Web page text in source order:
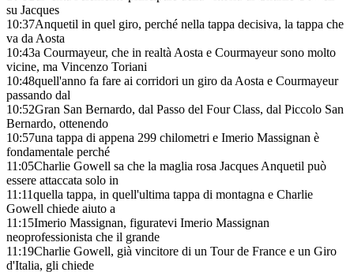
su Jacques
10:37Anquetil in quel giro, perché nella tappa decisiva, la tappa che
va da Aosta
10:43a Courmayeur, che in realtà Aosta e Courmayeur sono molto
vicine, ma Vincenzo Toriani
10:48quell'anno fa fare ai corridori un giro da Aosta e Courmayeur
passando dal
10:52Gran San Bernardo, dal Passo del Four Class, dal Piccolo San
Bernardo, ottenendo
10:57una tappa di appena 299 chilometri e Imerio Massignan è
fondamentale perché
11:05Charlie Gowell sa che la maglia rosa Jacques Anquetil può
essere attaccata solo in
11:11quella tappa, in quell'ultima tappa di montagna e Charlie
Gowell chiede aiuto a
11:15Imerio Massignan, figuratevi Imerio Massignan
neoprofessionista che il grande
11:19Charlie Gowell, già vincitore di un Tour de France e un Giro
d'Italia, gli chiede